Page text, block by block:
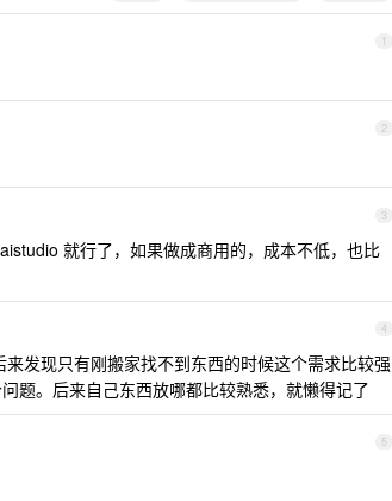
1
2
3
就行了，如果做成商用的，成本不低，也比
4
发现只有刚搬家找不到东西的时候这个需求比较强
题。后来自己东西放哪都比较熟悉，就懒得记了
5